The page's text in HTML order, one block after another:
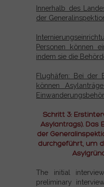
Innerhalb des
der
Personen können
indem sie die
Flughäfen: Bei der
können
Schritt 3:
Asylantrags). Das
der
durchgeführt, um
The initial
preliminary